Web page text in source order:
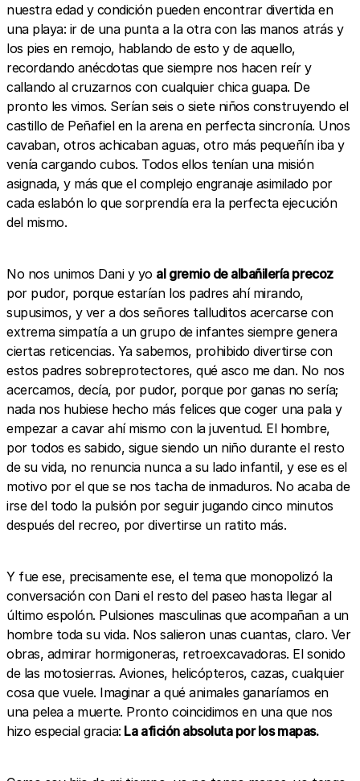
nuestra edad y condición pueden encontrar divertida en
una playa: ir de una punta a la otra con las manos atrás y
los pies en remojo, hablando de esto y de aquello,
recordando anécdotas que siempre nos hacen reír y
callando al cruzarnos con cualquier chica guapa. De
pronto les vimos. Serían seis o siete niños construyendo el
castillo de Peñafiel en la arena en perfecta sincronía. Unos
cavaban, otros achicaban aguas, otro más pequeñín iba y
venía cargando cubos. Todos ellos tenían una misión
asignada, y más que el complejo engranaje asimilado por
cada eslabón lo que sorprendía era la perfecta ejecución
del mismo.
No nos unimos Dani y yo al gremio de albañilería precoz
por pudor, porque estarían los padres ahí mirando,
supusimos, y ver a dos señores talluditos acercarse con
extrema simpatía a un grupo de infantes siempre genera
ciertas reticencias. Ya sabemos, prohibido divertirse con
estos padres sobreprotectores, qué asco me dan. No nos
acercamos, decía, por pudor, porque por ganas no sería;
nada nos hubiese hecho más felices que coger una pala y
empezar a cavar ahí mismo con la juventud. El hombre,
por todos es sabido, sigue siendo un niño durante el resto
de su vida, no renuncia nunca a su lado infantil, y ese es el
motivo por el que se nos tacha de inmaduros. No acaba de
irse del todo la pulsión por seguir jugando cinco minutos
después del recreo, por divertirse un ratito más.
Y fue ese, precisamente ese, el tema que monopolizó la
conversación con Dani el resto del paseo hasta llegar al
último espolón. Pulsiones masculinas que acompañan a un
hombre toda su vida. Nos salieron unas cuantas, claro. Ver
obras, admirar hormigoneras, retroexcavadoras. El sonido
de las motosierras. Aviones, helicópteros, cazas, cualquier
cosa que vuele. Imaginar a qué animales ganaríamos en
una pelea a muerte. Pronto coincidimos en una que nos
hizo especial gracia: La afición absoluta por los mapas.